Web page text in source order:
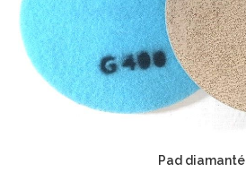
Pad diamanté